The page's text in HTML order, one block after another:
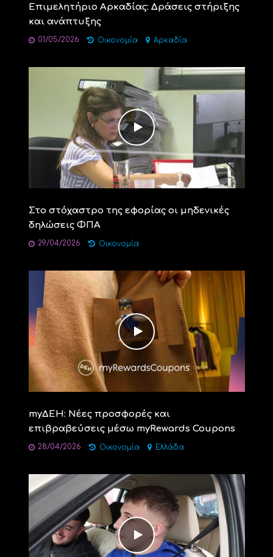
Επιμελητήριο Αρκαδίας: Δράσεις στήριξης
και ανάπτυξης
01/05/2026 Οικονομία Αρκαδία
Στο στόχαστρο της εφορίας οι μηδενικές
δηλώσεις ΦΠΑ
29/04/2026 Οικονομία
myΔΕΗ: Νέες προσφορές και
επιβραβεύσεις μέσω myRewards Coupons
28/04/2026 Οικονομία Ελλάδα